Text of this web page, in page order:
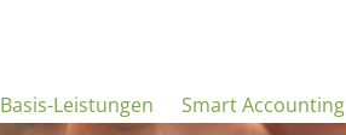
Basis-Leistungen Smart Accounting